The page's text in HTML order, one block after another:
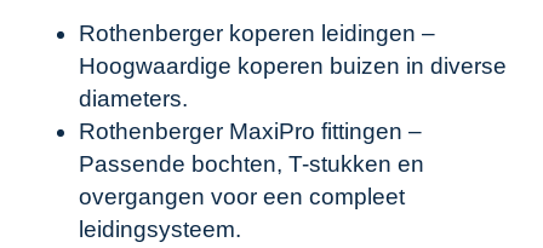
Rothenberger koperen leidingen –
Hoogwaardige koperen buizen in diverse
diameters.
Rothenberger MaxiPro fittingen –
Passende bochten, T-stukken en
overgangen voor een compleet
leidingsysteem.